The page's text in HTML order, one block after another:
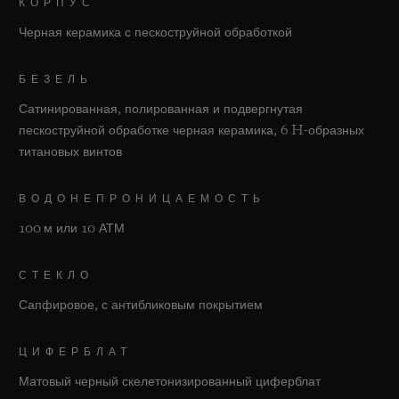
КОРПУС
Черная керамика с пескоструйной обработкой
БЕЗЕЛЬ
Сатинированная, полированная и подвергнутая
пескоструйной обработке черная керамика, 6 H-образных
титановых винтов
ВОДОНЕПРОНИЦАЕМОСТЬ
100 м или 10 АТМ
СТЕКЛО
Сапфировое, с антибликовым покрытием
ЦИФЕРБЛАТ
Матовый черный скелетонизированный циферблат